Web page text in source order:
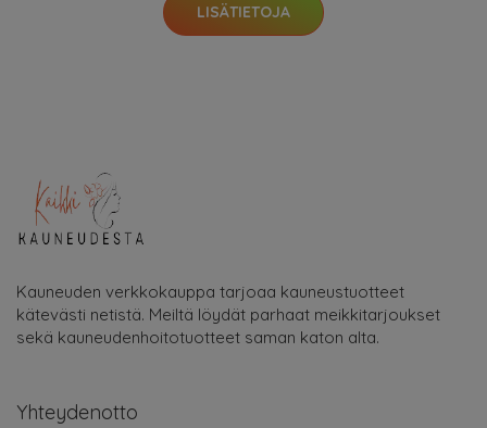
LISÄTIETOJA
Kauneuden verkkokauppa tarjoaa kauneustuotteet
kätevästi netistä. Meiltä löydät parhaat meikkitarjoukset
sekä kauneudenhoitotuotteet saman katon alta.
Yhteydenotto